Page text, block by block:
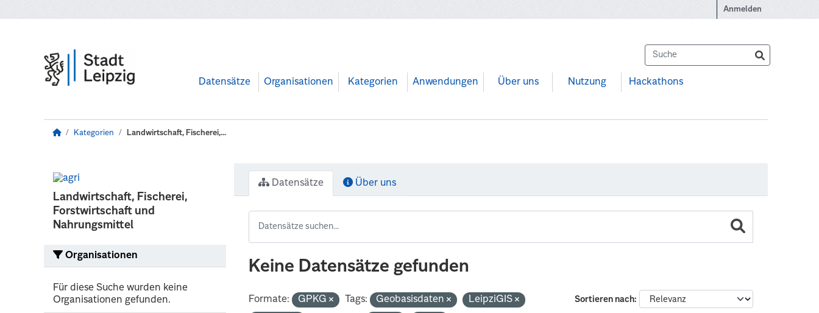
Anmelden
Datensätze Organisationen Kategorien Anwendungen Über uns Nutzung Hackathons
Kategorien Landwirtschaft, Fischerei,...
Landwirtschaft, Fischerei,
Forstwirtschaft und
Nahrungsmittel
Organisationen
Für diese Suche wurden keine
Organisationen gefunden.
Datensätze Über uns
Keine Datensätze gefunden
Sortieren nach
Formate: GPKG Tags: Geobasisdaten
LeipziGIS